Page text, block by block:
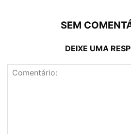
SEM
DEIXE UMA